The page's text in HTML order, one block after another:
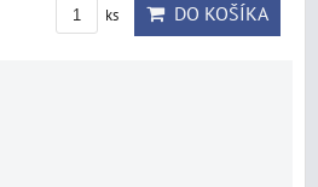
ks DO KOŠÍKA